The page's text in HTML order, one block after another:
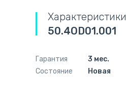
Характеристики
50.4OD01.001
Гарантия
3 мес.
Состояние
Новая